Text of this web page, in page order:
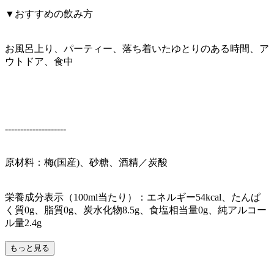
▼おすすめの飲み方
お風呂上り、パーティー、落ち着いたゆとりのある時間、ア
ウトドア、食中
--------------------
原材料：梅(国産)、砂糖、酒精／炭酸
栄養成分表示（100ml当たり）：エネルギー54kcal、たんぱ
く質0g、脂質0g、炭水化物8.5g、食塩相当量0g、純アルコー
ル量2.4g
もっと見る